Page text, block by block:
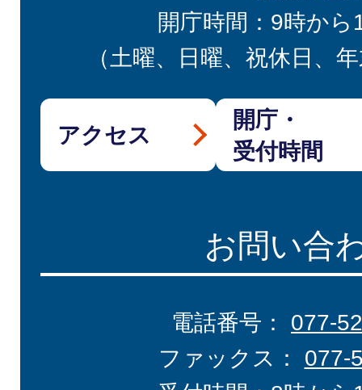
開庁時間：9時から
（土曜、日曜、祝休日、
アクセス
開庁・
受付時間
お問い合
電話番号： 077-
ファックス： 077-